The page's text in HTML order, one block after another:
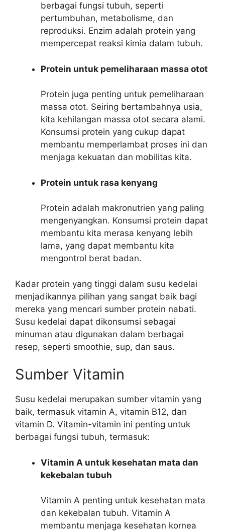
berbagai fungsi tubuh, seperti
pertumbuhan, metabolisme, dan
reproduksi. Enzim adalah protein yang
mempercepat reaksi kimia dalam tubuh.
Protein untuk pemeliharaan massa otot
Protein juga penting untuk pemeliharaan
massa otot. Seiring bertambahnya usia,
kita kehilangan massa otot secara alami.
Konsumsi protein yang cukup dapat
membantu memperlambat proses ini dan
menjaga kekuatan dan mobilitas kita.
Protein untuk rasa kenyang
Protein adalah makronutrien yang paling
mengenyangkan. Konsumsi protein dapat
membantu kita merasa kenyang lebih
lama, yang dapat membantu kita
mengontrol berat badan.
Kadar protein yang tinggi dalam susu kedelai
menjadikannya pilihan yang sangat baik bagi
mereka yang mencari sumber protein nabati.
Susu kedelai dapat dikonsumsi sebagai
minuman atau digunakan dalam berbagai
resep, seperti smoothie, sup, dan saus.
Sumber Vitamin
Susu kedelai merupakan sumber vitamin yang
baik, termasuk vitamin A, vitamin B12, dan
vitamin D. Vitamin-vitamin ini penting untuk
berbagai fungsi tubuh, termasuk:
Vitamin A untuk kesehatan mata dan
kekebalan tubuh
Vitamin A penting untuk kesehatan mata
dan kekebalan tubuh. Vitamin A
membantu menjaga kesehatan kornea